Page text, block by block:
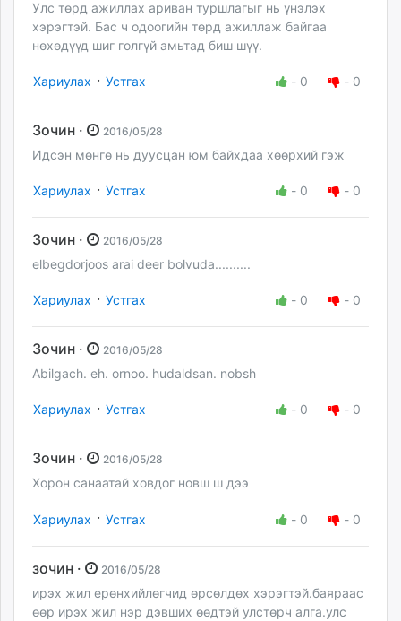
Улс төрд ажиллах ариван туршлагыг нь үнэлэх
хэрэгтэй. Бас ч одоогийн төрд ажиллаж байгаа
нөхөдүүд шиг голгүй амьтад биш шүү.
Хариулах · Устгах - 0 - 0
Зочин · 2016/05/28
Идсэн мөнгө нь дуусцан юм байхдаа хөөрхий гэж
Хариулах · Устгах - 0 - 0
Зочин · 2016/05/28
elbegdorjoos arai deer bolvuda..........
Хариулах · Устгах - 0 - 0
Зочин · 2016/05/28
Abilgach. eh. ornoo. hudaldsan. nobsh
Хариулах · Устгах - 0 - 0
Зочин · 2016/05/28
Хорон санаатай ховдог новш ш дээ
Хариулах · Устгах - 0 - 0
зочин · 2016/05/28
ирэх жил ерөнхийлөгчид өрсөлдөх хэрэгтэй.баяраас
өөр ирэх жил нэр дэвших өөдтэй улстөрч алга.улс